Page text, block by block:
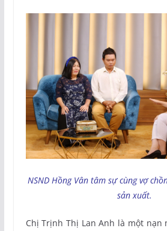
NSND Hồng Vân tâm sự cùng vợ
sản xuất.
Chị Trịnh Thị Lan Anh là một nạn